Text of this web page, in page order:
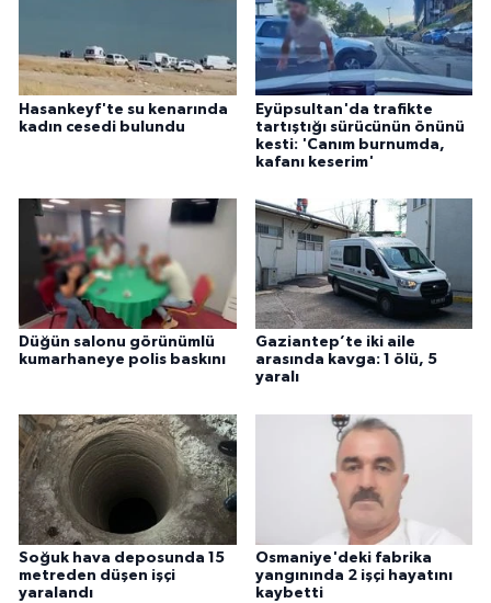
Hasankeyf'te su kenarında
kadın cesedi bulundu
Eyüpsultan'da trafikte
tartıştığı sürücünün önünü
kesti: 'Canım burnumda,
kafanı keserim'
Düğün salonu görünümlü
kumarhaneye polis baskını
Gaziantep’te iki aile
arasında kavga: 1 ölü, 5
yaralı
Soğuk hava deposunda 15
metreden düşen işçi
yaralandı
Osmaniye'deki fabrika
yangınında 2 işçi hayatını
kaybetti